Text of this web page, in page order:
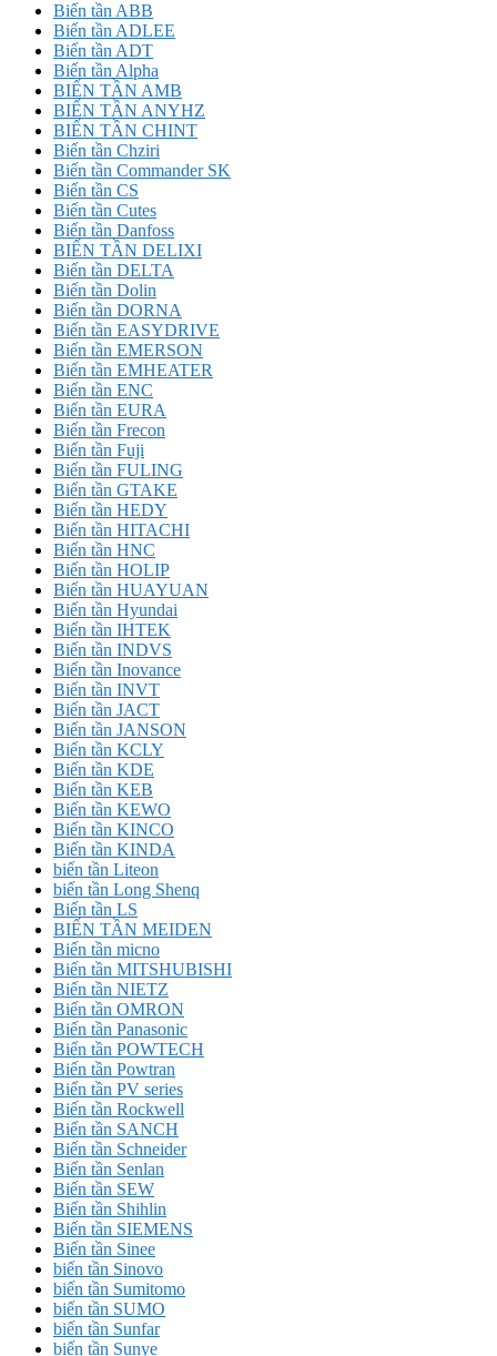
Biến tần ABB
Biến tần ADLEE
Biến tần ADT
Biến tần Alpha
BIẾN TẦN AMB
BIẾN TẦN ANYHZ
BIẾN TẦN CHINT
Biến tần Chziri
Biến tần Commander SK
Biến tần CS
Biến tần Cutes
Biến tần Danfoss
BIẾN TẦN DELIXI
Biến tần DELTA
Biến tần Dolin
Biến tần DORNA
Biến tần EASYDRIVE
Biến tần EMERSON
Biến tần EMHEATER
Biến tần ENC
Biến tần EURA
Biến tần Frecon
Biến tần Fuji
Biến tần FULING
Biến tần GTAKE
Biến tần HEDY
Biến tần HITACHI
Biến tần HNC
Biến tần HOLIP
Biến tần HUAYUAN
Biến tần Hyundai
Biến tần IHTEK
Biến tần INDVS
Biến tần Inovance
Biến tần INVT
Biến tần JACT
Biến tần JANSON
Biến tần KCLY
Biến tần KDE
Biến tần KEB
Biến tần KEWO
Biến tần KINCO
Biến tần KINDA
biến tần Liteon
biến tần Long Shenq
Biến tần LS
BIẾN TẦN MEIDEN
Biến tần micno
Biến tần MITSHUBISHI
Biến tần NIETZ
Biến tần OMRON
Biến tần Panasonic
Biến tần POWTECH
Biến tần Powtran
Biến tần PV series
Biến tần Rockwell
Biến tần SANCH
Biến tần Schneider
Biến tần Senlan
Biến tần SEW
Biến tần Shihlin
Biến tần SIEMENS
Biến tần Sinee
biến tần Sinovo
biến tần Sumitomo
biến tần SUMO
biến tần Sunfar
biến tần Sunye